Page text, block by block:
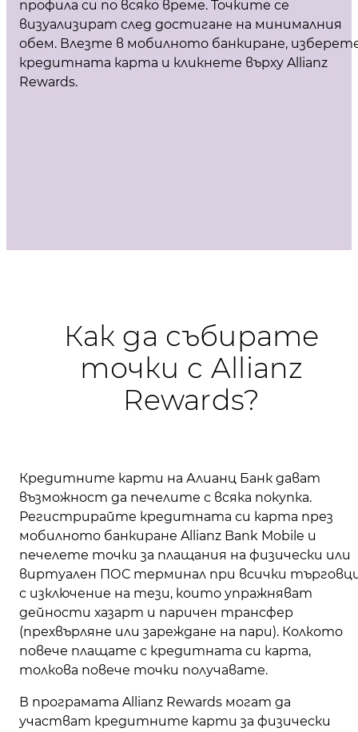
профила си по всяко време. Точките се
визуализират след достигане на минималния
обем. Влезте в мобилното банкиране,
кредитната карта и кликнете върху Allianz
Rewards.
Как да събирате
точки с Allianz
Rewards?
Кредитните карти на Алианц Банк дават
възможност да печелите с всяка покупка.
Регистрирайте кредитната си карта през
мобилното банкиране Allianz Bank Mobile и
печелете точки за плащания на физически или
виртуален ПОС терминал при всички
с изключение на тези, които упражняват
дейности хазарт и паричен трансфер
(прехвърляне или зареждане на пари). Колкото
повече плащате с кредитната си карта,
толкова повече точки получавате.
В програмата Allianz Rewards могат да
участват кредитните карти за физически